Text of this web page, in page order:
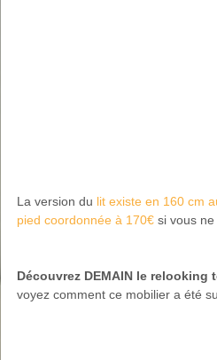
La version du lit existe en 160 cm
pied coordonnée à 170€ si vous
Découvrez DEMAIN le relooking
voyez comment ce mobilier a été